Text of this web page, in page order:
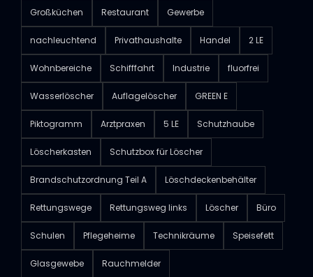
Großküchen Restaurant Gewerbe
nachleuchtend Privathaushalte Handel 2 LE
Wohnbereiche Schifffahrt Industrie fluorfrei
Wasserlöscher Auflagelöscher GREEN E
Piktogramm Arztpraxen 5 LE Schutzhaube
Löscherkasten Schutzbox für Löscher
Brandschutzordnung Teil A Löschdeckenbehälter
Rettungswege Rettungsweg links Löscher Büro
Schulen Pflegeheime Technikräume Speisefett
Glasgewebe Rauchmelder